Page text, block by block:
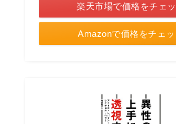
Amazonで価格をチェッ
楽天市場で価格をチェ